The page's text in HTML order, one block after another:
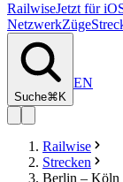
RailwiseJetzt für
NetzwerkZüge
Suche⌘K
EN
Railwise
Strecken
Berlin – Köln